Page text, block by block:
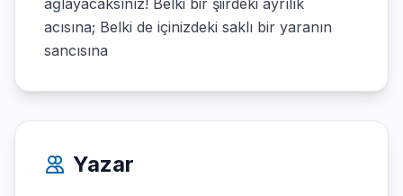
ağlayacaksınız! Belki bir şiirdeki ayrılık
acısına; Belki de içinizdeki saklı bir yaranın
sancısına
Yazar